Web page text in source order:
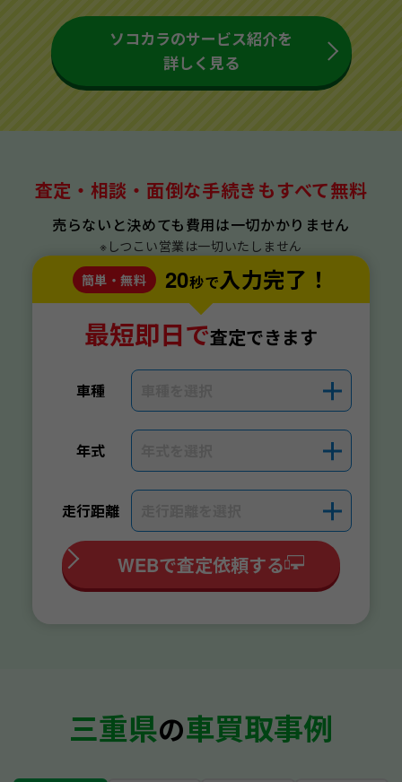
ソコカラのサービス紹介を
詳しく見る
査定・相談・面倒な手続きもすべて無料
売らないと決めても費用は一切かかりません
※しつこい営業は一切いたしません
簡単・無料
20秒で入力完了！
最短即日で査定できます
車種 ＋
年式 ＋
走行距離 ＋
WEBで査定依頼する
三重県の車買取事例